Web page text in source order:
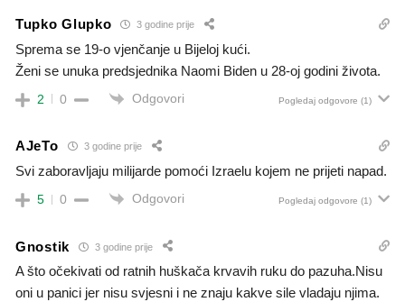
Tupko Glupko 3 godine prije
Sprema se 19-o vjenčanje u Bijeloj kući.
Ženi se unuka predsjednika Naomi Biden u 28-oj godini života.
2 0 Odgovori Pogledaj odgovore (1)
AJeTo 3 godine prije
Svi zaboravljaju milijarde pomoći Izraelu kojem ne prijeti napad.
5 0 Odgovori Pogledaj odgovore (1)
Gnostik 3 godine prije
A što očekivati od ratnih huškača krvavih ruku do pazuha.Nisu
oni u panici jer nisu svjesni i ne znaju kakve sile vladaju njima.